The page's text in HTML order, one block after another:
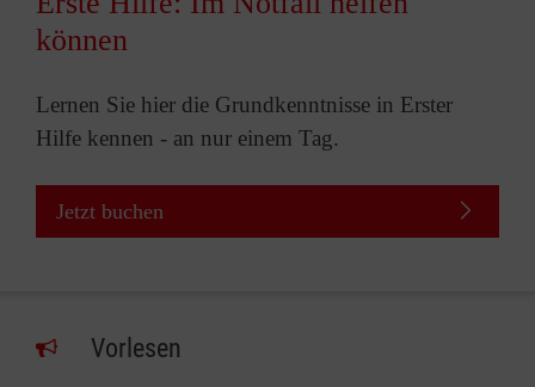
können
Lernen Sie hier die Grundkenntnisse in Erster
Hilfe kennen - an nur einem Tag.
Jetzt buchen
Vorlesen